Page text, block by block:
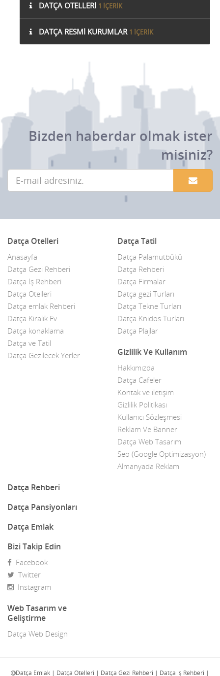
DATÇA OTELLERI 1 IÇERIK
DATÇA RESMI KURUMLAR 1 IÇERIK
Bizden haberdar olmak ister
misiniz?
Datça Otelleri
Anasayfa
Datça Gezi Rehberi
Datça İş Rehberi
Datça Otelleri
Datça emlak Rehberi
Datça Kiralık Ev
Datça konaklama
Datça ve Tatil
Datça Gezilecek Yerler
Datça Tatil
Datça Palamutbükü
Datça Rehberi
Datça Firmalar
Datça gezi Turları
Datça Tekne Turları
Datça Knidos Turları
Datça Plajlar
Gizlilik Ve Kullanım
Hakkımızda
Datça Cafeler
Kontak ve iletişim
Gizlilik Politikası
Kullanıcı Sözleşmesi
Reklam Ve Banner
Datça Web Tasarım
Seo (Google Optimizasyon)
Almanyada Reklam
Datça Rehberi
Datça Pansiyonları
Datça Emlak
Bizi Takip Edin
Facebook
Twitter
Instagram
Web Tasarım ve
Geliştirme
Datça Web Design
Datça Emlak | Datça Otelleri | Datça Gezi Rehberi | Datça iş Rehberi |